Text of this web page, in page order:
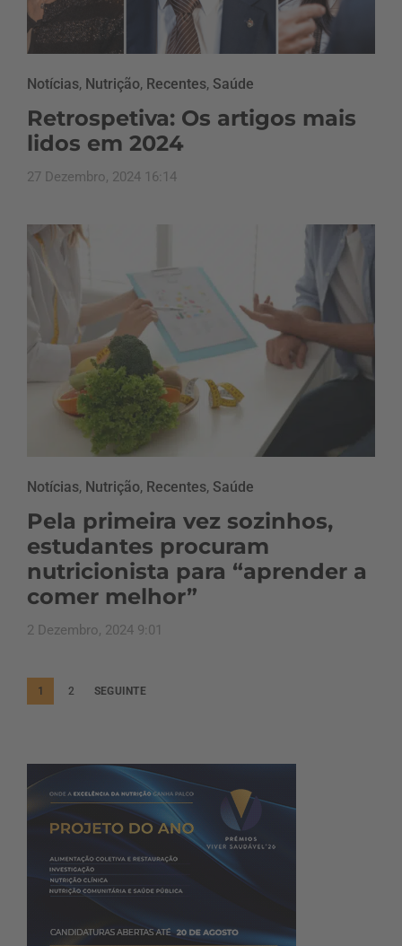
Notícias, Nutrição, Recentes, Saúde
Retrospetiva: Os artigos mais
lidos em 2024
27 Dezembro, 2024 16:14
Notícias, Nutrição, Recentes, Saúde
Pela primeira vez sozinhos,
estudantes procuram
nutricionista para “aprender a
comer melhor”
2 Dezembro, 2024 9:01
P1 2 SEGUINTE